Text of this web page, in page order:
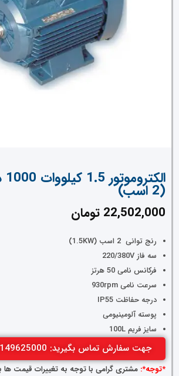
(2 اسب)
22,502,000 تومان
رنج توانی 2 اسب (1.5KW)
سه فاز 220/380V
فرکانس نامی 50 هرتز
سرعت نامی 930rpm
درجه حفاظت IP55
پوسته آلومینیومی
سایز فریم 100L
جهت سفارش تماس بگیرید: 02149625000
*توجه*: مشتری گرامی با توجه به تغییرات قیمت ها